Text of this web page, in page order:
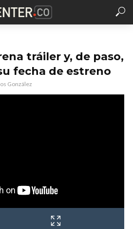
tráiler y, de paso,
fecha de estreno
González